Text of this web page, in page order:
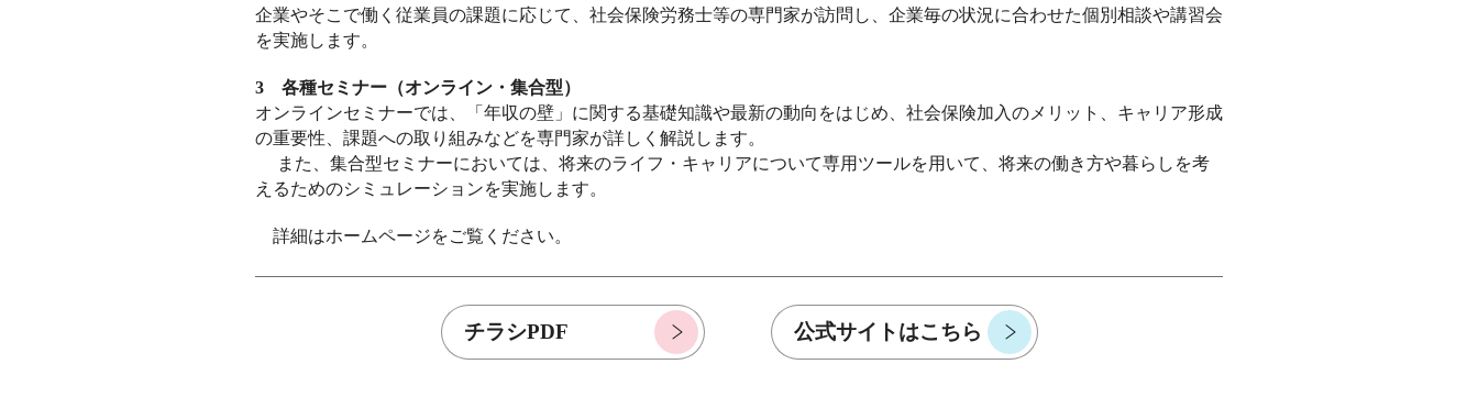
企業やそこで働く従業員の課題に応じて、社会保険労務士等の専門家が訪問し、企業毎の状況に合わせた個別相談や講習会
を実施します。
3 各種セミナー（オンライン・集合型）
オンラインセミナーでは、「年収の壁」に関する基礎知識や最新の動向をはじめ、社会保険加入のメリット、キャリア形成
の重要性、課題への取り組みなどを専門家が詳しく解説します。
また、集合型セミナーにおいては、将来のライフ・キャリアについて専用ツールを用いて、将来の働き方や暮らしを考
えるためのシミュレーションを実施します。
詳細はホームページをご覧ください。
チラシPDF 公式サイトはこちら